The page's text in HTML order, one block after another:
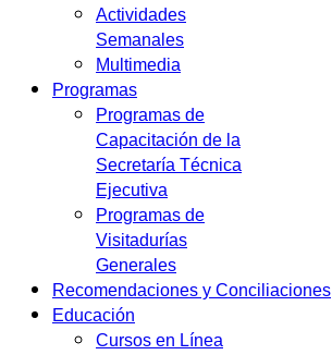
Actividades
Semanales
Multimedia
Programas
Programas de
Capacitación de la
Secretaría Técnica
Ejecutiva
Programas de
Visitadurías
Generales
Recomendaciones y Conciliaciones
Educación
Cursos en Línea